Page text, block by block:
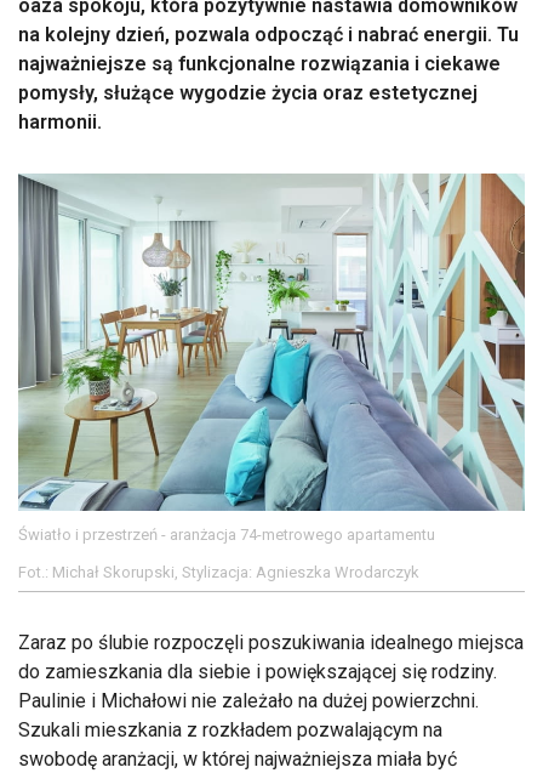
oaza spokoju, która pozytywnie nastawia domowników
na kolejny dzień, pozwala odpocząć i nabrać energii. Tu
najważniejsze są funkcjonalne rozwiązania i ciekawe
pomysły, służące wygodzie życia oraz estetycznej
harmonii.
Światło i przestrzeń - aranżacja 74-metrowego apartamentu
Fot.: Michał Skorupski, Stylizacja: Agnieszka Wrodarczyk
Zaraz po ślubie rozpoczęli poszukiwania idealnego miejsca
do zamieszkania dla siebie i powiększającej się rodziny.
Paulinie i Michałowi nie zależało na dużej powierzchni.
Szukali mieszkania z rozkładem pozwalającym na
swobodę aranżacji, w której najważniejsza miała być